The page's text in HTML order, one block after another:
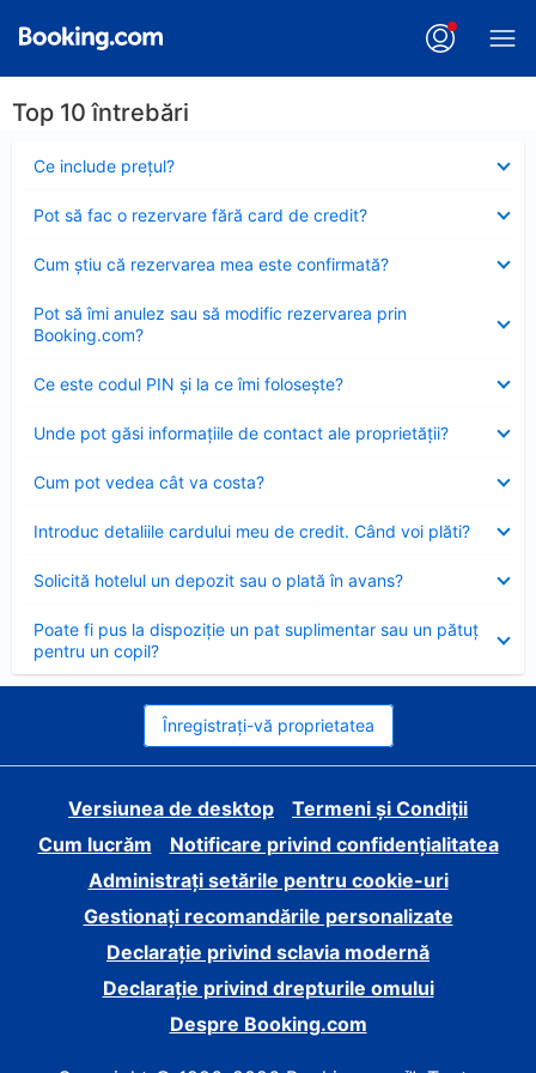
Top 10 întrebări
Ce include preţul?
închis
Pot să fac o rezervare fără card de credit?
închis
Cum ştiu că rezervarea mea este confirmată?
închis
Pot să îmi anulez sau să modific rezervarea prin
Booking.com?
închis
Ce este codul PIN şi la ce îmi foloseşte?
închis
Unde pot găsi informațiile de contact ale proprietății?
închis
Cum pot vedea cât va costa?
închis
Introduc detaliile cardului meu de credit. Când voi plăti?
închis
Solicită hotelul un depozit sau o plată în avans?
închis
Poate fi pus la dispoziție un pat suplimentar sau un pătuț
pentru un copil?
închis
Înregistrați-vă proprietatea
Versiunea de desktop
Termeni și Condiții
Cum lucrăm
Notificare privind confidențialitatea
Administrați setările pentru cookie-uri
Gestionați recomandările personalizate
Declarație privind sclavia modernă
Declarație privind drepturile omului
Despre Booking.com